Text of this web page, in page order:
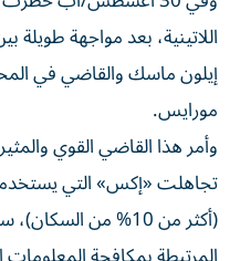
اللاتينية، بعد مواجهة طويلة
إيلون ماسك والقاضي في
مورايس.
وأمر هذا القاضي القوي
(أكثر من 10% من